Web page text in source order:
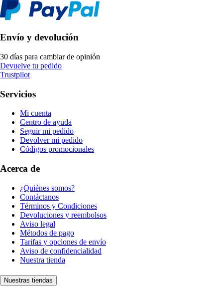
Envío y devolución
30 días para cambiar de opinión
Devuelve tu pedido
Trustpilot
Servicios
Mi cuenta
Centro de ayuda
Seguir mi pedido
Devolver mi pedido
Códigos promocionales
Acerca de
¿Quiénes somos?
Contáctanos
Términos y Condiciones
Devoluciones y reembolsos
Aviso legal
Métodos de pago
Tarifas y opciones de envío
Aviso de confidencialidad
Nuestra tienda
Nuestras tiendas